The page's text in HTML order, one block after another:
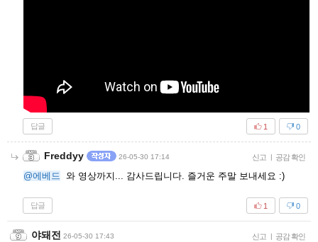
답글 0
1
Freddyy 26-05-30 17:14 신고 | 공감 확인
@에베드 와 영상까지... 감사드립니다. 즐거운 주말 보내세요 :)
답글 0
1
야돼전 26-05-30 17:43 신고 | 공감 확인